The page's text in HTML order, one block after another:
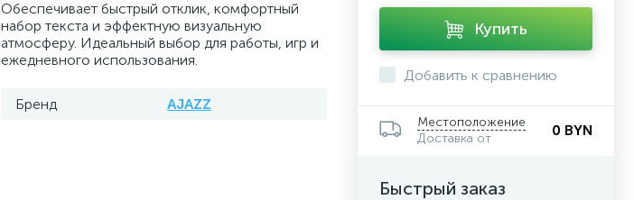
Обеспечивает быстрый отклик, комфортный
набор текста и эффектную визуальную
атмосферу. Идеальный выбор для работы, игр и
ежедневного использования.
Бренд AJAZZ
Купить
Добавить к сравнению
Местоположение
Доставка от
0 BYN
Быстрый заказ